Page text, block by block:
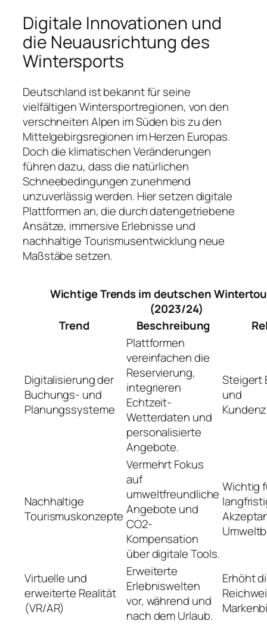
Digitale Innovationen und
die Neuausrichtung des
Wintersports
Deutschland ist bekannt für seine
vielfältigen Wintersportregionen, von den
verschneiten Alpen im Süden bis zu den
Mittelgebirgsregionen im Herzen Europas.
Doch die klimatischen Veränderungen
führen dazu, dass die natürlichen
Schneebedingungen zunehmend
unzuverlässig werden. Hier setzen digitale
Plattformen an, die durch datengetriebene
Ansätze, immersive Erlebnisse und
nachhaltige Tourismusentwicklung neue
Maßstäbe setzen.
Wichtige Trends im deutschen
(2023/24)
Trend
Beschreibung
Digitalisierung der
Buchungs- und
Planungssysteme
Plattformen
vereinfachen die
Reservierung,
integrieren
Echtzeit-
Wetterdaten und
personalisierte
Angebote.
Steigert
und
Nachhaltige
Tourismuskonzepte
Vermehrt Fokus
auf
umweltfreundliche
Angebote und
CO2-
Kompensation
über digitale Tools.
Wichtig
Virtuelle und
erweiterte Realität
(VR/AR)
Erweiterte
Erlebniswelten
vor, während und
nach dem Urlaub.
Erhöht